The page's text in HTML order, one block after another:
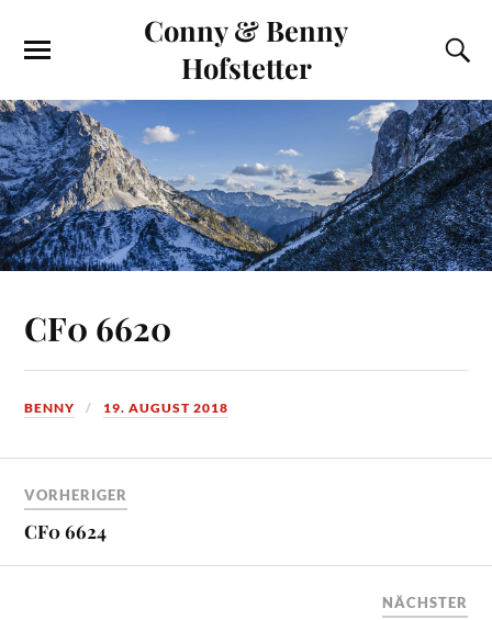
Conny & Benny
Hofstetter
CF0 6620
BENNY 19. AUGUST 2018
VORHERIGER
CF0 6624
NÄCHSTER